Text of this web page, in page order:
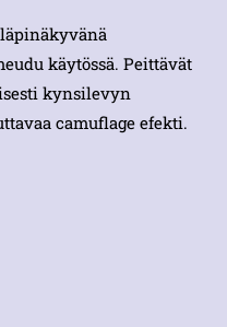
käytössä. Peittävät
kynsilevyn
camuflage efekti.